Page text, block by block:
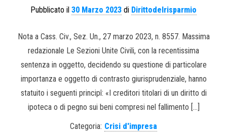
Pubblicato il 30 Marzo 2023 di Dirittodelrisparmio
Nota a Cass. Civ., Sez. Un., 27 marzo 2023, n. 8557. Massima
redazionale Le Sezioni Unite Civili, con la recentissima
sentenza in oggetto, decidendo su questione di particolare
importanza e oggetto di contrasto giurisprudenziale, hanno
statuito i seguenti principî: «I creditori titolari di un diritto di
ipoteca o di pegno sui beni compresi nel fallimento […]
Categoria: Crisi d'impresa